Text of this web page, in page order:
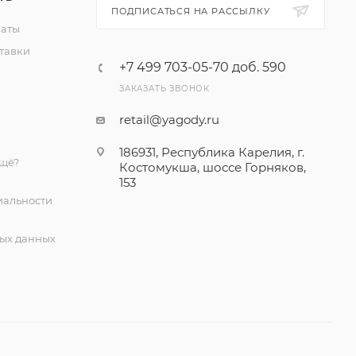
данных
ПОДПИСАТЬСЯ НА РАССЫЛКУ
+7 499 703-05-70 доб. 590
ЗАКАЗАТЬ ЗВОНОК
retail@yagody.ru
186931, Республика Карелия, г.
Костомукша, шоссе Горняков,
153